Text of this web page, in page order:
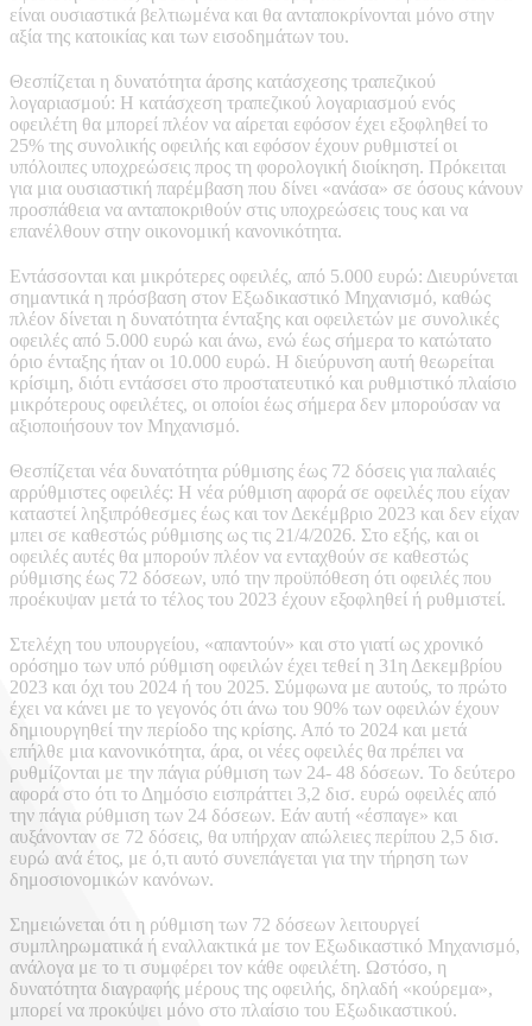
είναι ουσιαστικά βελτιωμένα και θα ανταποκρίνονται μόνο στην
αξία της κατοικίας και των εισοδημάτων του.
Θεσπίζεται η δυνατότητα άρσης κατάσχεσης τραπεζικού
λογαριασμού: Η κατάσχεση τραπεζικού λογαριασμού ενός
οφειλέτη θα μπορεί πλέον να αίρεται εφόσον έχει εξοφληθεί το
25% της συνολικής οφειλής και εφόσον έχουν ρυθμιστεί οι
υπόλοιπες υποχρεώσεις προς τη φορολογική διοίκηση. Πρόκειται
για μια ουσιαστική παρέμβαση που δίνει «ανάσα» σε όσους κάνουν
προσπάθεια να ανταποκριθούν στις υποχρεώσεις τους και να
επανέλθουν στην οικονομική κανονικότητα.
Εντάσσονται και μικρότερες οφειλές, από 5.000 ευρώ: Διευρύνεται
σημαντικά η πρόσβαση στον Εξωδικαστικό Μηχανισμό, καθώς
πλέον δίνεται η δυνατότητα ένταξης και οφειλετών με συνολικές
οφειλές από 5.000 ευρώ και άνω, ενώ έως σήμερα το κατώτατο
όριο ένταξης ήταν οι 10.000 ευρώ. Η διεύρυνση αυτή θεωρείται
κρίσιμη, διότι εντάσσει στο προστατευτικό και ρυθμιστικό πλαίσιο
μικρότερους οφειλέτες, οι οποίοι έως σήμερα δεν μπορούσαν να
αξιοποιήσουν τον Μηχανισμό.
Θεσπίζεται νέα δυνατότητα ρύθμισης έως 72 δόσεις για παλαιές
αρρύθμιστες οφειλές: Η νέα ρύθμιση αφορά σε οφειλές που είχαν
καταστεί ληξιπρόθεσμες έως και τον Δεκέμβριο 2023 και δεν είχαν
μπει σε καθεστώς ρύθμισης ως τις 21/4/2026. Στο εξής, και οι
οφειλές αυτές θα μπορούν πλέον να ενταχθούν σε καθεστώς
ρύθμισης έως 72 δόσεων, υπό την προϋπόθεση ότι οφειλές που
προέκυψαν μετά το τέλος του 2023 έχουν εξοφληθεί ή ρυθμιστεί.
Στελέχη του υπουργείου, «απαντούν» και στο γιατί ως χρονικό
ορόσημο των υπό ρύθμιση οφειλών έχει τεθεί η 31η Δεκεμβρίου
2023 και όχι του 2024 ή του 2025. Σύμφωνα με αυτούς, το πρώτο
έχει να κάνει με το γεγονός ότι άνω του 90% των οφειλών έχουν
δημιουργηθεί την περίοδο της κρίσης. Από το 2024 και μετά
επήλθε μια κανονικότητα, άρα, οι νέες οφειλές θα πρέπει να
ρυθμίζονται με την πάγια ρύθμιση των 24- 48 δόσεων. Το δεύτερο
αφορά στο ότι το Δημόσιο εισπράττει 3,2 δισ. ευρώ οφειλές από
την πάγια ρύθμιση των 24 δόσεων. Εάν αυτή «έσπαγε» και
αυξάνονταν σε 72 δόσεις, θα υπήρχαν απώλειες περίπου 2,5 δισ.
ευρώ ανά έτος, με ό,τι αυτό συνεπάγεται για την τήρηση των
δημοσιονομικών κανόνων.
Σημειώνεται ότι η ρύθμιση των 72 δόσεων λειτουργεί
συμπληρωματικά ή εναλλακτικά με τον Εξωδικαστικό Μηχανισμό,
ανάλογα με το τι συμφέρει τον κάθε οφειλέτη. Ωστόσο, η
δυνατότητα διαγραφής μέρους της οφειλής, δηλαδή «κούρεμα»,
μπορεί να προκύψει μόνο στο πλαίσιο του Εξωδικαστικού.